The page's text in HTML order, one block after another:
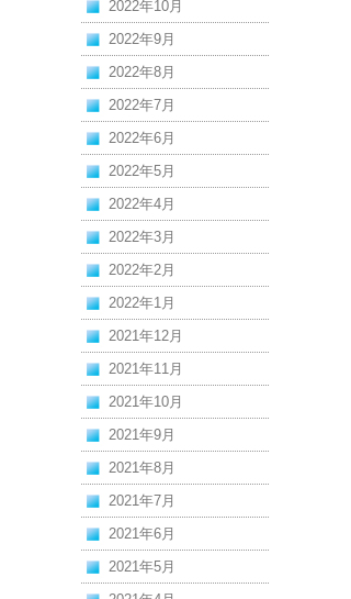
2022年10月
2022年9月
2022年8月
2022年7月
2022年6月
2022年5月
2022年4月
2022年3月
2022年2月
2022年1月
2021年12月
2021年11月
2021年10月
2021年9月
2021年8月
2021年7月
2021年6月
2021年5月